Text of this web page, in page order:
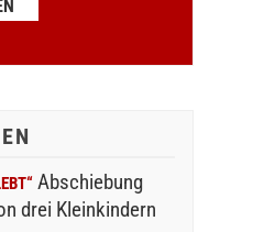
Abschiebung
drei Kleinkindern